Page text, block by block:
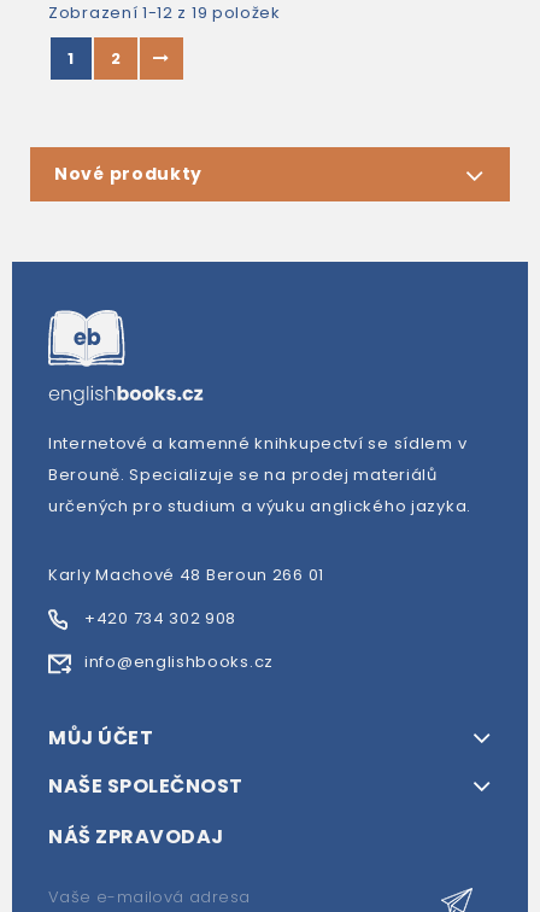
Zobrazení 1-12 z 19 položek
1
2
Nové produkty
Internetové a kamenné knihkupectví se sídlem v
Berouně. Specializuje se na prodej materiálů
určených pro studium a výuku anglického jazyka.
Karly Machové 48 Beroun 266 01
+420 734 302 908
info@englishbooks.cz
MŮJ ÚČET
NAŠE SPOLEČNOST
NÁŠ ZPRAVODAJ